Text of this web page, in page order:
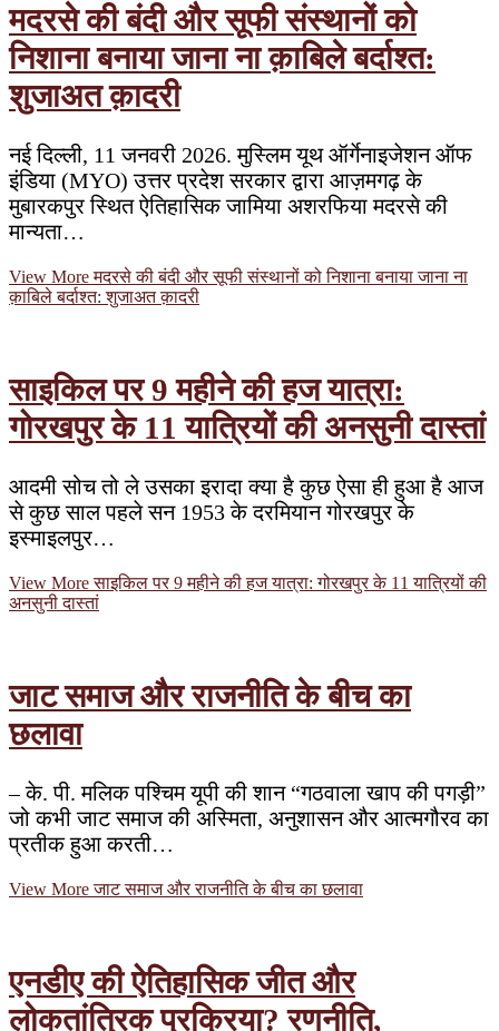
मदरसे की बंदी और सूफी संस्थानों को
निशाना बनाया जाना ना क़ाबिले बर्दाश्त:
शुजाअत क़ादरी
नई दिल्ली, 11 जनवरी 2026. मुस्लिम यूथ ऑर्गेनाइजेशन ऑफ
इंडिया (MYO) उत्तर प्रदेश सरकार द्वारा आज़मगढ़ के
मुबारकपुर स्थित ऐतिहासिक जामिया अशरफिया मदरसे की
मान्यता…
View Moreमदरसे की बंदी और सूफी संस्थानों को निशाना बनाया जाना ना
क़ाबिले बर्दाश्त: शुजाअत क़ादरी
साइकिल पर 9 महीने की हज यात्रा:
गोरखपुर के 11 यात्रियों की अनसुनी दास्तां
आदमी सोच तो ले उसका इरादा क्या है कुछ ऐसा ही हुआ है आज
से कुछ साल पहले सन 1953 के दरमियान गोरखपुर के
इस्माइलपुर…
View Moreसाइकिल पर 9 महीने की हज यात्रा: गोरखपुर के 11 यात्रियों की
अनसुनी दास्तां
जाट समाज और राजनीति के बीच का
छलावा
– के. पी. मलिक पश्चिम यूपी की शान “गठवाला खाप की पगड़ी”
जो कभी जाट समाज की अस्मिता, अनुशासन और आत्मगौरव का
प्रतीक हुआ करती…
View Moreजाट समाज और राजनीति के बीच का छलावा
एनडीए की ऐतिहासिक जीत और
लोकतांत्रिक प्रक्रिया? रणनीति,